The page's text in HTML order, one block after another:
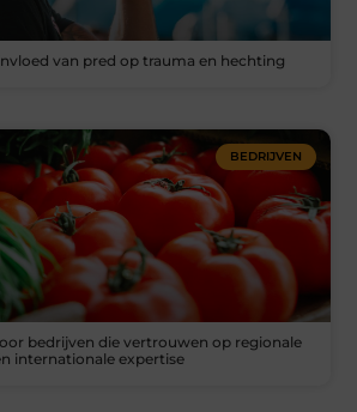
van pred op trauma en hechting
BEDRIJVEN
bedrijven die vertrouwen op regionale
internationale expertise